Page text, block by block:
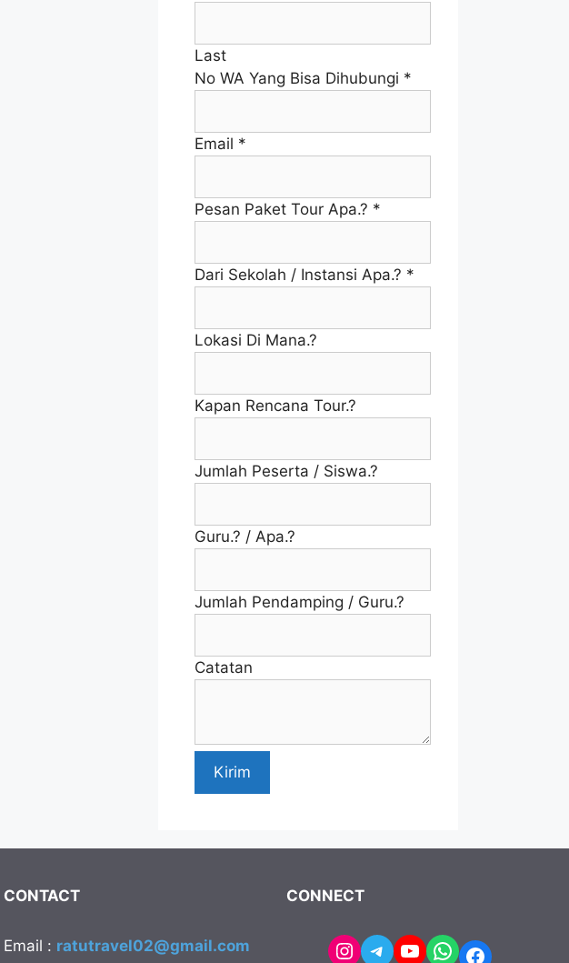
Last
No WA Yang Bisa Dihubungi *
Email *
Pesan Paket Tour Apa.? *
Dari Sekolah / Instansi Apa.? *
Lokasi Di Mana.?
Kapan Rencana Tour.?
Jumlah Peserta / Siswa.?
Guru.? / Apa.?
Jumlah Pendamping / Guru.?
Catatan
Kirim
CONTACT
Email : ratutravel02@gmail.com
CONNECT
Instagram
Telegram
YouTube
WhatsApp
Facebook